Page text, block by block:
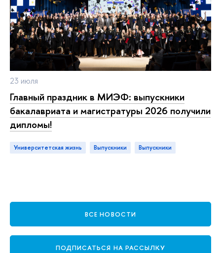
23 июля
Главный праздник в МИЭФ: выпускники
бакалавриата и магистратуры 2026 получили
дипломы!
Университетская жизнь Выпускники выпускники
ВСЕ НОВОСТИ
ПОДПИСАТЬСЯ НА РАССЫЛКУ